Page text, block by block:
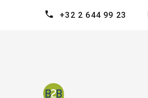
+32 2 644 99 23